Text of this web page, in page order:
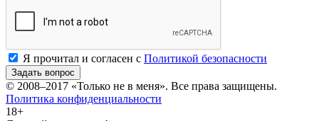
Я прочитал и согласен с Политикой безопасности
Задать вопрос
© 2008–2017 «Только не в меня». Все права защищены.
Политика конфиденциальности
18+